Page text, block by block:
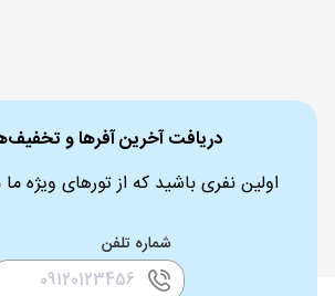
دریافت آخرین آفرها و
اولین نفری باشید که از تورهای ویژه
شماره تلفن